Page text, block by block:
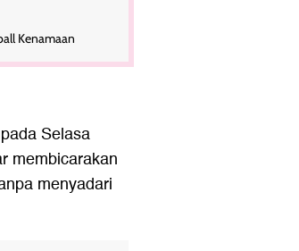
Kenamaan
Selasa
membicarakan
menyadari